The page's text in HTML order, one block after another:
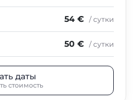
54 € / сутки
50 € / сутки
даты
стоимость